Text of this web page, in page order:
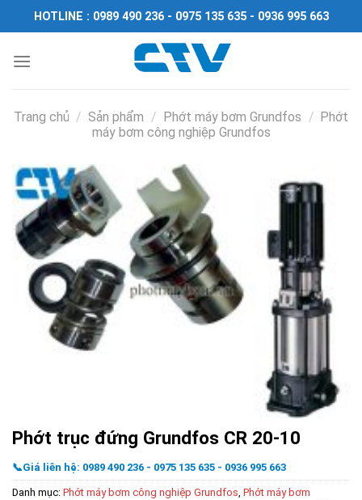
Chuyển
đến
dung
HOTLINE : 0989 490 236 - 0975 135 635 - 0936 995 663
Trang chủ / Sản phẩm / Phớt máy bơm Grundfos / Phớt
máy bơm công nghiệp Grundfos
Phớt trục đứng Grundfos CR 20-10
📞Giá liên hệ: 0989 490 236 - 0975 135 635 - 0936 995 663
Danh mục: Phớt máy bơm công nghiệp Grundfos Phớt máy bơm